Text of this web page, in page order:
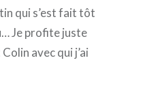
qui s’est fait tôt
Je profite juste
avec qui j’ai